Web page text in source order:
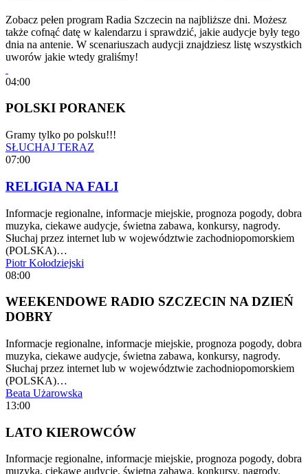
Zobacz pełen program Radia Szczecin na najbliższe dni. Możesz
także cofnąć datę w kalendarzu i sprawdzić, jakie audycje były tego
dnia na antenie. W scenariuszach audycji znajdziesz listę wszystkich
uworów jakie wtedy graliśmy!
04:00
POLSKI PORANEK
Gramy tylko po polsku!!!
SŁUCHAJ TERAZ
07:00
RELIGIA NA FALI
Informacje regionalne, informacje miejskie, prognoza pogody, dobra
muzyka, ciekawe audycje, świetna zabawa, konkursy, nagrody.
Słuchaj przez internet lub w województwie zachodniopomorskiem
(POLSKA)…
Piotr Kołodziejski
08:00
WEEKENDOWE RADIO SZCZECIN NA DZIEŃ
DOBRY
Informacje regionalne, informacje miejskie, prognoza pogody, dobra
muzyka, ciekawe audycje, świetna zabawa, konkursy, nagrody.
Słuchaj przez internet lub w województwie zachodniopomorskiem
(POLSKA)…
Beata Użarowska
13:00
LATO KIEROWCÓW
Informacje regionalne, informacje miejskie, prognoza pogody, dobra
muzyka, ciekawe audycje, świetna zabawa, konkursy, nagrody.